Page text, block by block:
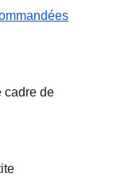
cadre de